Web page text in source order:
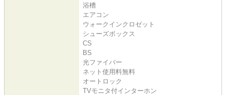
浴槽
エアコン
ウォークインクロゼット
シューズボックス
CS
BS
光ファイバー
ネット使用料無料
オートロック
TVモニタ付インターホン